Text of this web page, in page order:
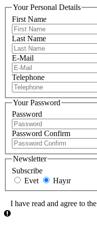
Your Personal Details
First Name
Last Name
E-Mail
Telephone
Your Password
Password
Password Confirm
Newsletter
Subscribe
Evet
Hayır
I have read and agree to the